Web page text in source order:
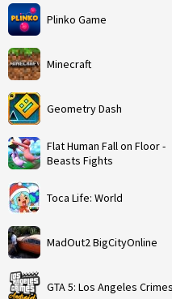
Plinko Game
Minecraft
Geometry Dash
Flat Human Fall on Floor -
Beasts Fights
Toca Life: World
MadOut2 BigCityOnline
GTA 5: Los Angeles Crimes